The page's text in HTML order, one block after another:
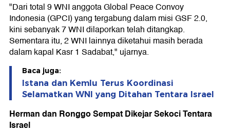
"Dari total 9 WNI anggota Global Peace Convoy
Indonesia (GPCI) yang tergabung dalam misi GSF 2.0,
kini sebanyak 7 WNI dilaporkan telah ditangkap.
Sementara itu, 2 WNI lainnya diketahui masih berada
dalam kapal Kasr 1 Sadabat," ujarnya.
Baca juga:
Istana dan Kemlu Terus Koordinasi
Selamatkan WNI yang Ditahan Tentara Israel
Herman dan Ronggo Sempat Dikejar Sekoci Tentara
Israel